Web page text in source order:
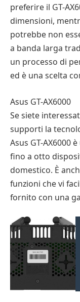
preferire il GT-
dimensioni,
potrebbe non
a banda larga
un processo di
ed è una scelta
Asus GT-AX6000
Se siete
supporti la
Asus GT-AX6000
fino a otto
domestico. È
funzioni che vi
fornito con una